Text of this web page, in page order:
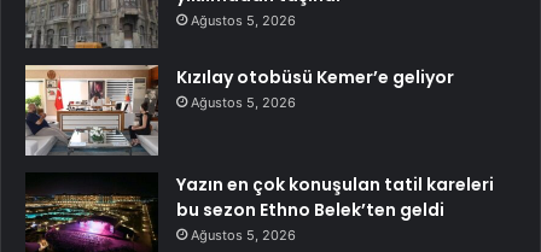
Ağustos 5, 2026
Kızılay otobüsü Kemer’e geliyor
Ağustos 5, 2026
Yazın en çok konuşulan tatil kareleri
bu sezon Ethno Belek’ten geldi
Ağustos 5, 2026